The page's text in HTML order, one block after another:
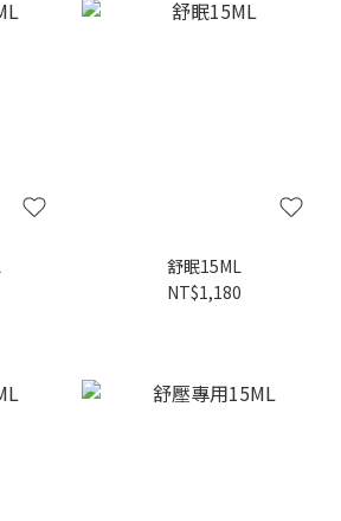
舒眠15ML
NT$1,180